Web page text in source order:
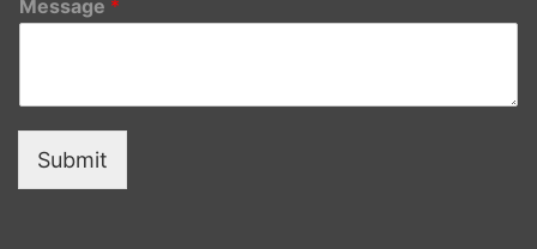
Message *
Submit